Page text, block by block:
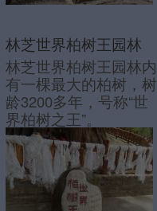
林芝世界柏树王园林
林芝世界柏树王园林内
有一棵最大的柏树，树
龄3200多年，号称“世
界柏树之王”。